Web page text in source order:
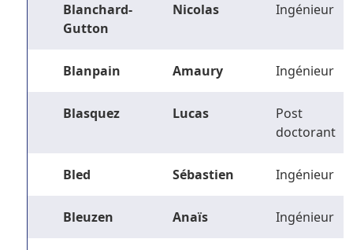
Blanchard-
Gutton
Nicolas Ingénieur
Blanpain Amaury Ingénieur
Blasquez Lucas
Post
doctorant
Bled Sébastien Ingénieur
Bleuzen Anaïs Ingénieur